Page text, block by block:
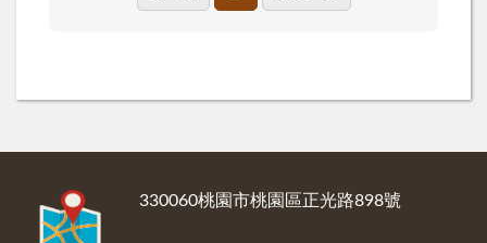
330060桃園市桃園區正光路898號